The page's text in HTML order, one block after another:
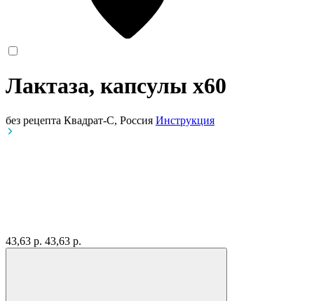
Лактаза, капсулы x60
без рецепта Квадрат-С, Россия Инструкция
43,63 р. 43,63 р.